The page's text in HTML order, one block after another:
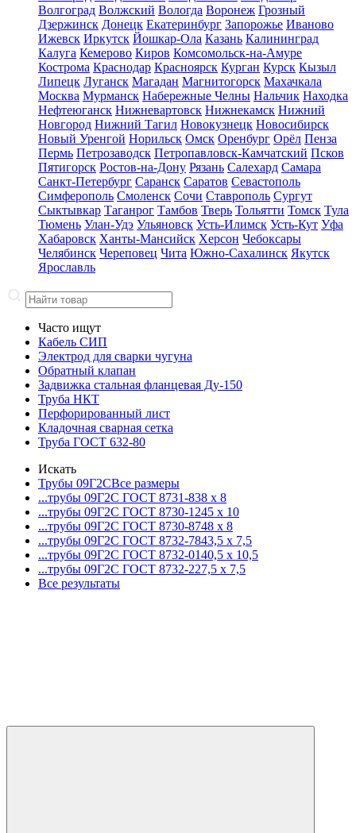
Волгоград Волжский Вологда Воронеж Грозный
Дзержинск Донецк Екатеринбург Запорожье Иваново
Ижевск Иркутск Йошкар-Ола Казань Калининград
Калуга Кемерово Киров Комсомольск-на-Амуре
Кострома Краснодар Красноярск Курган Курск Кызыл
Липецк Луганск Магадан Магнитогорск Махачкала
Москва Мурманск Набережные Челны Нальчик Находка
Нефтеюганск Нижневартовск Нижнекамск Нижний
Новгород Нижний Тагил Новокузнецк Новосибирск
Новый Уренгой Норильск Омск Оренбург Орёл Пенза
Пермь Петрозаводск Петропавловск-Камчатский Псков
Пятигорск Ростов-на-Дону Рязань Салехард Самара
Санкт-Петербург Саранск Саратов Севастополь
Симферополь Смоленск Сочи Ставрополь Сургут
Сыктывкар Таганрог Тамбов Тверь Тольятти Томск Тула
Тюмень Улан-Удэ Ульяновск Усть-Илимск Усть-Кут Уфа
Хабаровск Ханты-Мансийск Херсон Чебоксары
Челябинск Череповец Чита Южно-Сахалинск Якутск
Ярославль
Часто ищут
Кабель СИП
Электрод для сварки чугуна
Обратный клапан
Задвижка стальная фланцевая Ду-150
Труба НКТ
Перфорированный лист
Кладочная сварная сетка
Труба ГОСТ 632-80
Искать
Трубы 09Г2СВсе размеры
...трубы 09Г2С ГОСТ 8731-838 x 8
...трубы 09Г2С ГОСТ 8730-1245 x 10
...трубы 09Г2С ГОСТ 8730-8748 x 8
...трубы 09Г2С ГОСТ 8732-7843,5 x 7,5
...трубы 09Г2С ГОСТ 8732-0140,5 x 10,5
...трубы 09Г2С ГОСТ 8732-227,5 x 7,5
Все результаты